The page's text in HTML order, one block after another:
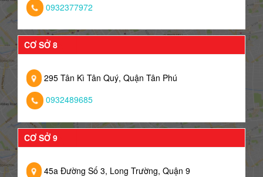
0932377972
CƠ SỞ 8
295 Tân Kì Tân Quý, Quận Tân Phú
0932489685
CƠ SỞ 9
45a Đường Số 3, Long Trường, Quận 9